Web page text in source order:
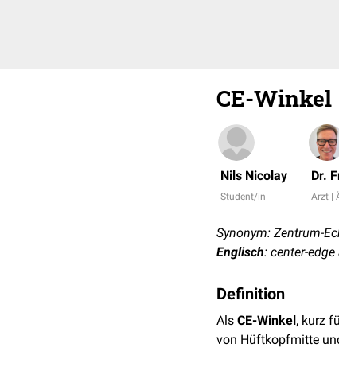
CE-Winkel
Nils Nicolay
Student/in
Dr.
Arzt |
Synonym: Zentrum-
Englisch: center-
Definition
Als CE-Winkel, kurz
von Hüftkopfmitte